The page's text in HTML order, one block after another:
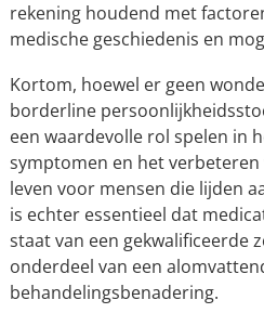
rekening houdend met
medische geschiedenis en
Kortom, hoewel er geen
borderline
een waardevolle rol spelen in
symptomen en het verbeteren
leven voor mensen die lijden
is echter essentieel dat
staat van een gekwalificeerde
onderdeel van een
behandelingsbenadering.